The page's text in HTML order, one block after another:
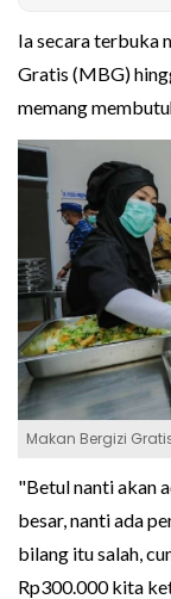
Ia secara terbuka
Gratis (MBG)
memang
Makan Bergizi
"Betul nanti akan
besar, nanti ada
bilang itu salah,
Rp300.000 kita